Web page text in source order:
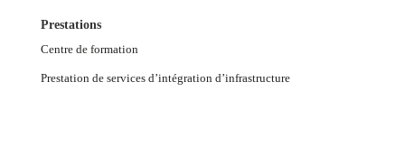
Prestations
Centre de formation
Prestation de services d’intégration d’infrastructure